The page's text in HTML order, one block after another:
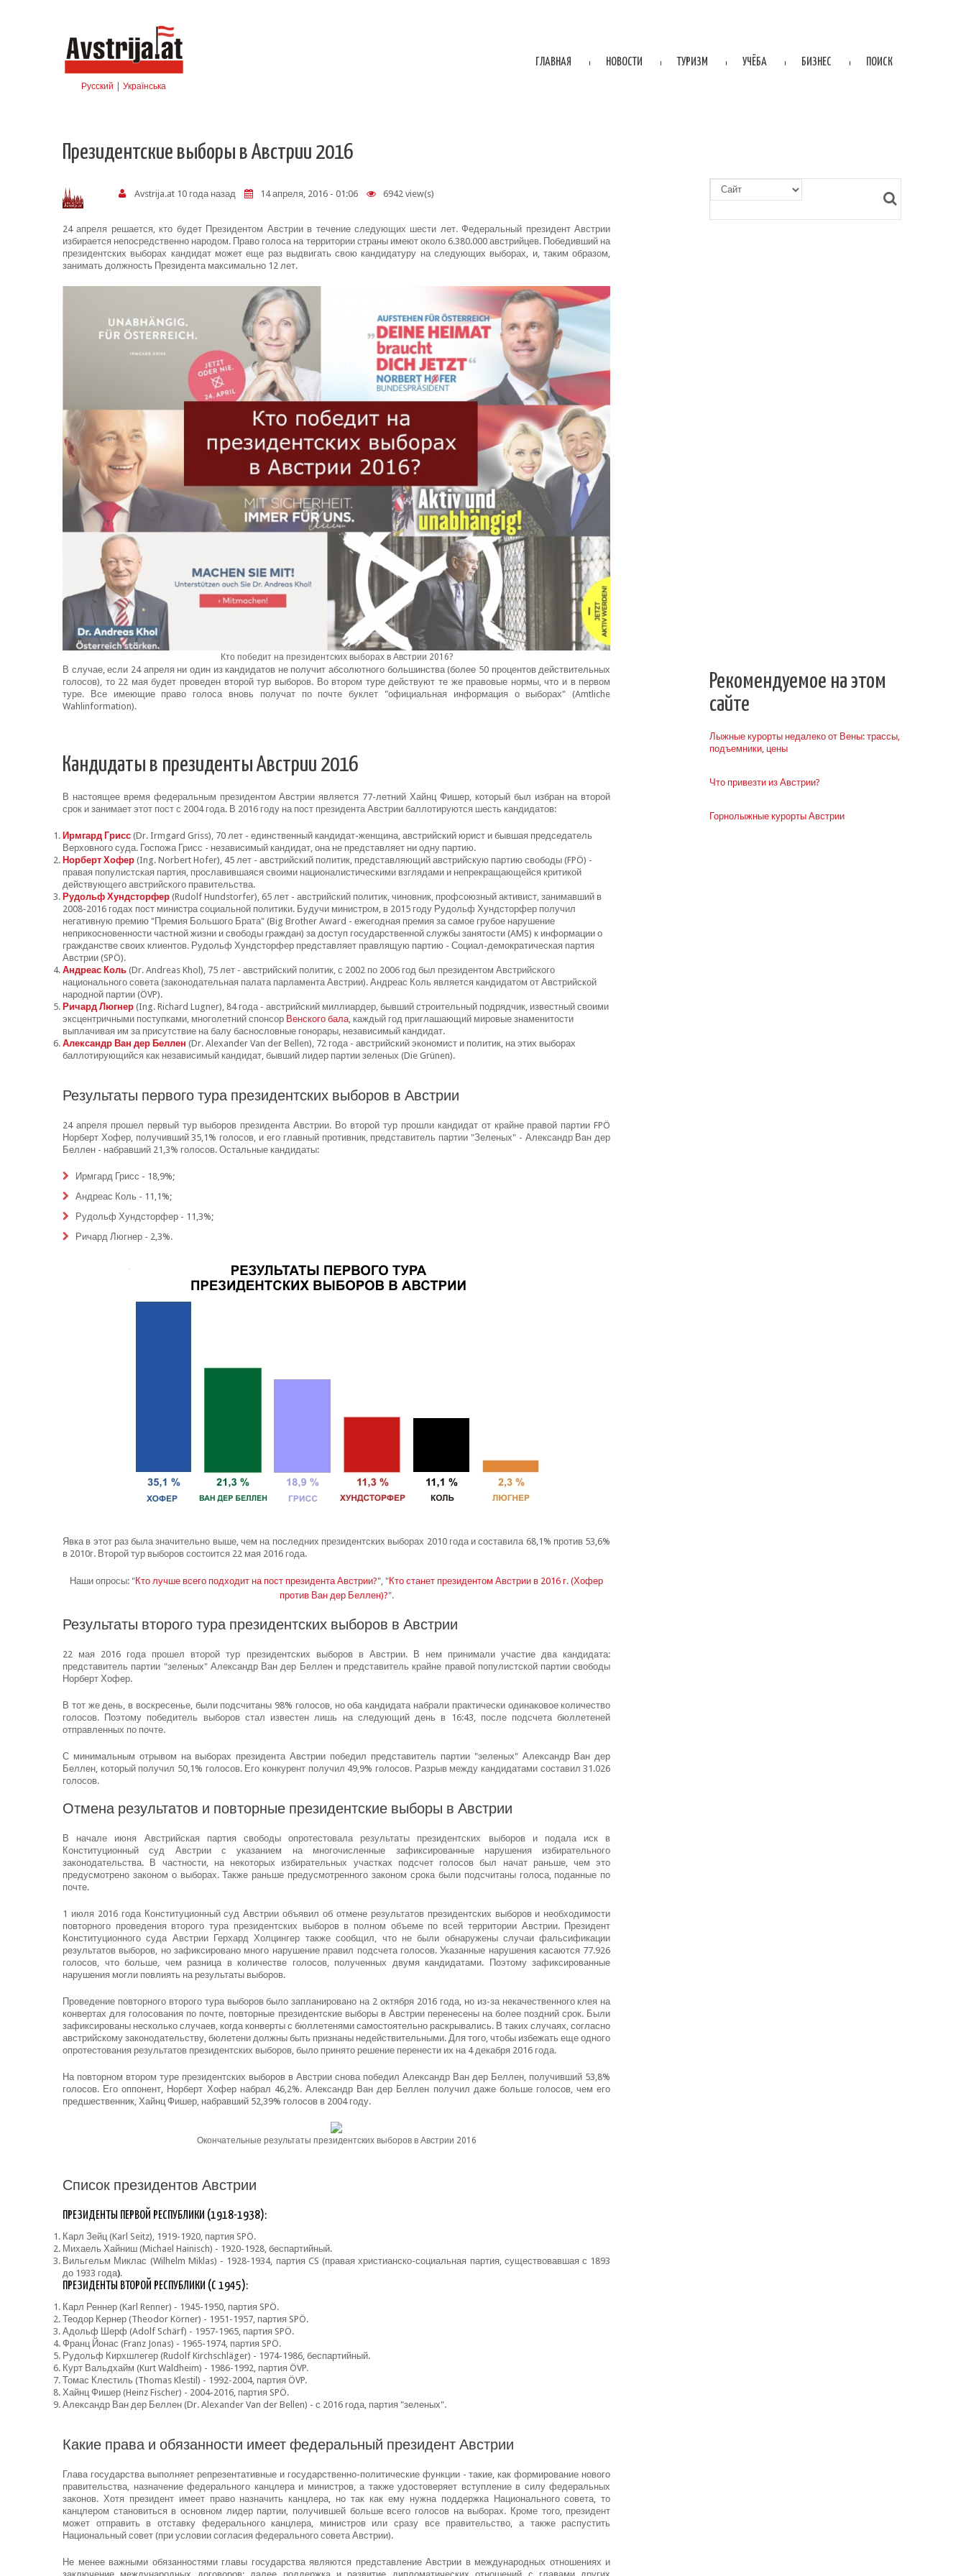
Русский Українська
ГЛАВНАЯ НОВОСТИ ТУРИЗМ УЧЁБА БИЗНЕС ПОИСК
Президентские выборы в Австрии 2016
Avstrija.at 10 года назад 14 апреля, 2016 - 01:06 6942 view(s)
24 апреля решается, кто будет Президентом Австрии в течение следующих шести лет. Федеральный президент Австрии
избирается непосредственно народом. Право голоса на территории страны имеют около 6.380.000 австрийцев. Победивший на
президентских выборах кандидат может еще раз выдвигать свою кандидатуру на следующих выборах, и, таким образом,
занимать должность Президента максимально 12 лет.
Кто победит на президентских выборах в Австрии 2016?
В случае, если 24 апреля ни один из кандидатов не получит абсолютного большинства (более 50 процентов действительных
голосов), то 22 мая будет проведен второй тур выборов. Во втором туре действуют те же правовые нормы, что и в первом
туре. Все имеющие право голоса вновь получат по почте буклет "официальная информация о выборах" (Amtliche
Wahlinformation).
Кандидаты в президенты Австрии 2016
В настоящее время федеральным президентом Австрии является 77-летний Хайнц Фишер, который был избран на второй
срок и занимает этот пост с 2004 года. В 2016 году на пост президента Австрии баллотируются шесть кандидатов:
Ирмгард Грисс (Dr. Irmgard Griss), 70 лет - единственный кандидат-женщина, австрийский юрист и бывшая председатель
Верховного суда. Госпожа Грисс - независимый кандидат, она не представляет ни одну партию.
Норберт Хофер (Ing. Norbert Hofer), 45 лет - австрийский политик, представляющий австрийскую партию свободы (FPÖ) -
правая популистская партия, прославившаяся своими националистическими взглядами и непрекращающейся критикой
действующего австрийского правительства.
Рудольф Хундсторфер (Rudolf Hundstorfer), 65 лет - австрийский политик, чиновник, профсоюзный активист, занимавший в
2008-2016 годах пост министра социальной политики. Будучи министром, в 2015 году Рудольф Хундсторфер получил
негативную премию "Премия Большого Брата" (Big Brother Award - ежегодная премия за самое грубое нарушение
неприкосновенности частной жизни и свободы граждан) за доступ государственной службы занятости (AMS) к информации о
гражданстве своих клиентов. Рудольф Хундсторфер представляет правлящую партию - Социал-демократическая партия
Австрии (SPÖ).
Андреас Коль (Dr. Andreas Khol), 75 лет - австрийский политик, с 2002 по 2006 год был президентом Австрийского
национального совета (законодательная палата парламента Австрии). Андреас Коль является кандидатом от Австрийской
народной партии (ÖVP).
Ричард Люгнер (Ing. Richard Lugner), 84 года - австрийский миллиардер, бывший строительный подрядчик, известный своими
эксцентричными поступками, многолетний спонсор Венского бала , каждый год приглашающий мировые знаменитости
выплачивая им за присутствие на балу баснословные гонорары, независимый кандидат.
Александр Ван дер Беллен (Dr. Alexander Van der Bellen), 72 года - австрийский экономист и политик, на этих выборах
баллотирующийся как независимый кандидат, бывший лидер партии зеленых (Die Grünen).
Результаты первого тура президентских выборов в Австрии
24 апреля прошел первый тур выборов президента Австрии. Во второй тур прошли кандидат от крайне правой партии FPÖ
Норберт Хофер, получивший 35,1% голосов, и его главный противник, представитель партии "Зеленых" - Александр Ван дер
Беллен - набравший 21,3% голосов. Остальные кандидаты:
Ирмгард Грисс - 18,9%;
Андреас Коль - 11,1%;
Рудольф Хундсторфер - 11,3%;
Ричард Люгнер - 2,3%.
Явка в этот раз была значительно выше, чем на последних президентских выборах 2010 года и составила 68,1% против 53,6%
в 2010г. Второй тур выборов состоится 22 мая 2016 года.
Наши опросы: "Кто лучше всего подходит на пост президента Австрии?", "Кто станет президентом Австрии в 2016 г. (Хофер
против Ван дер Беллен)?".
Результаты второго тура президентских выборов в Австрии
22 мая 2016 года прошел второй тур президентских выборов в Австрии. В нем принимали участие два кандидата:
представитель партии "зеленых" Александр Ван дер Беллен и представитель крайне правой популистской партии свободы
Норберт Хофер.
В тот же день, в воскресенье, были подсчитаны 98% голосов, но оба кандидата набрали практически одинаковое количество
голосов. Поэтому победитель выборов стал известен лишь на следующий день в 16:43, после подсчета бюллетеней
отправленных по почте.
С минимальным отрывом на выборах президента Австрии победил представитель партии "зеленых" Александр Ван дер
Беллен, который получил 50,1% голосов. Его конкурент получил 49,9% голосов. Разрыв между кандидатами составил 31.026
голосов.
Отмена результатов и повторные президентские выборы в Австрии
В начале июня Австрийская партия свободы опротестовала результаты президентских выборов и подала иск в
Конституционный суд Австрии с указанием на многочисленные зафиксированные нарушения избирательного
законодательства. В частности, на некоторых избирательных участках подсчет голосов был начат раньше, чем это
предусмотрено законом о выборах. Также раньше предусмотренного законом срока были подсчитаны голоса, поданные по
почте.
1 июля 2016 года Конституционный суд Австрии объявил об отмене результатов президентских выборов и необходимости
повторного проведения второго тура президентских выборов в полном объеме по всей территории Австрии. Президент
Конституционного суда Австрии Герхард Холцингер также сообщил, что не были обнаружены случаи фальсификации
результатов выборов, но зафиксировано много нарушение правил подсчета голосов. Указанные нарушения касаются 77.926
голосов, что больше, чем разница в количестве голосов, полученных двумя кандидатами. Поэтому зафиксированные
нарушения могли повлиять на результаты выборов.
Проведение повторного второго тура выборов было запланировано на 2 октября 2016 года, но из-за некачественного клея на
конвертах для голосования по почте, повторные президентские выборы в Австрии перенесены на более поздний срок. Были
зафиксированы несколько случаев, когда конверты с бюллетенями самостоятельно раскрывались. В таких случаях, согласно
австрийскому законодательству, бюлетени должны быть признаны недействительными. Для того, чтобы избежать еще одного
опротестования результатов президентских выборов, было принято решение перенести их на 4 декабря 2016 года.
На повторном втором туре президентских выборов в Австрии снова победил Александр Ван дер Беллен, получивший 53,8%
голосов. Его оппонент, Норберт Хофер набрал 46,2%. Александр Ван дер Беллен получил даже больше голосов, чем его
предшественник, Хайнц Фишер, набравший 52,39% голосов в 2004 году.
Окончательные результаты президентских выборов в Австрии 2016
Список президентов Австрии
ПРЕЗИДЕНТЫ ПЕРВОЙ РЕСПУБЛИКИ (1918-1938):
Карл Зейц (Karl Seitz), 1919-1920, партия SPÖ.
Михаель Хайниш (Michael Hainisch) - 1920-1928, беспартийный.
Вильгельм Миклас (Wilhelm Miklas) - 1928-1934, партия CS (правая христианско-социальная партия, существовавшая с 1893
до 1933 года).
ПРЕЗИДЕНТЫ ВТОРОЙ РЕСПУБЛИКИ (С 1945):
Карл Реннер (Karl Renner) - 1945-1950, партия SPÖ.
Теодор Кернер (Theodor Körner) - 1951-1957, партия SPÖ.
Адольф Шерф (Adolf Schärf) - 1957-1965, партия SPÖ.
Франц Йонас (Franz Jonas) - 1965-1974, партия SPÖ.
Рудольф Кирхшлегер (Rudolf Kirchschläger) - 1974-1986, беспартийный.
Курт Вальдхайм (Kurt Waldheim) - 1986-1992, партия ÖVP.
Томас Клестиль (Thomas Klestil) - 1992-2004, партия ÖVP.
Хайнц Фишер (Heinz Fischer) - 2004-2016, партия SPÖ.
Александр Ван дер Беллен (Dr. Alexander Van der Bellen) - с 2016 года, партия "зеленых".
Какие права и обязанности имеет федеральный президент Австрии
Глава государства выполняет репрезентативные и государственно-политические функции - такие, как формирование нового
правительства, назначение федерального канцлера и министров, а также удостоверяет вступление в силу федеральных
законов. Хотя президент имеет право назначить канцлера, но так как ему нужна поддержка Национального совета, то
канцлером становиться в основном лидер партии, получившей больше всего голосов на выборах. Кроме того, президент
может отправить в отставку федерального канцлера, министров или сразу все правительство, а также распустить
Национальный совет (при условии согласия федерального совета Австрии).
Не менее важными обязанностями главы государства являются представление Австрии в международных отношениях и
Рекомендуемое на этом
сайте
Лыжные курорты недалеко от Вены: трассы,
подъемники, цены
Что привезти из Австрии?
Горнолыжные курорты Австрии